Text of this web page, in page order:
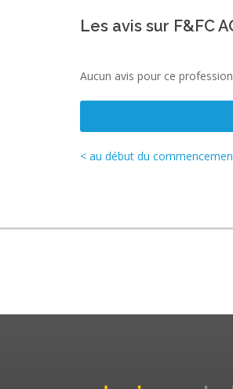
Les avis sur F&FC
Aucun avis pour ce
< au début du